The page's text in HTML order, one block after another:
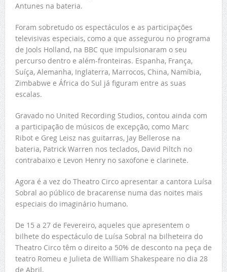
Antunes na bateria.
Foram sobretudo os espectáculos e as participações
televisivas especiais, como a que assegurou no programa
de Jools Holland, na BBC que impulsionaram o seu
percurso dentro e além-fronteiras. Espanha, França,
Suíça, Alemanha, Inglaterra, Marrocos, China, Namíbia,
Zimbabwe e África do Sul já figuram entre as suas
escalas.
Gravado no United Recording Studios, contou ainda com
a participação de músicos de excepção, como Marc
Ribot e Greg Leisz nas guitarras, Jay Bellerose na
bateria, Patrick Warren nos teclados, David Piltch no
contrabaixo e Levon Henry no saxofone e clarinete.
Agora é a vez do Theatro Circo apresentar a cantora Luísa
Sobral ao público de bracarense numa das noites mais
especiais do imaginário humano.
De 15 a 27 de Fevereiro, aqueles que apresentem o
bilhete do espectáculo de Luísa Sobral na bilheteira do
Theatro Circo têm o direito a 50% de desconto na peça de
teatro Romeu e Julieta de William Shakespeare no dia 28
de Abril.